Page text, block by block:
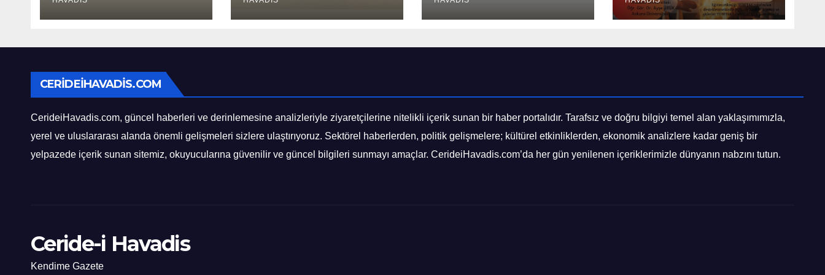
Önerisi
Değil Sistem
İstiyoruz!
İçin Başlıyor
CERIDEIHAVADIS.COM
CerideiHavadis.com, güncel haberleri ve derinlemesine analizleriyle ziyaretçilerine nitelikli içerik sunan bir haber portalıdır. Tarafsız ve doğru bilgiyi temel alan yaklaşımımızla,
yerel ve uluslararası alanda önemli gelişmeleri sizlere ulaştırıyoruz. Sektörel haberlerden, politik gelişmelere; kültürel etkinliklerden, ekonomik analizlere kadar geniş bir
yelpazede içerik sunan sitemiz, okuyucularına güvenilir ve güncel bilgileri sunmayı amaçlar. CerideiHavadis.com’da her gün yenilenen içeriklerimizle dünyanın nabzını tutun.
Ceride-i Havadis
Kendime Gazete